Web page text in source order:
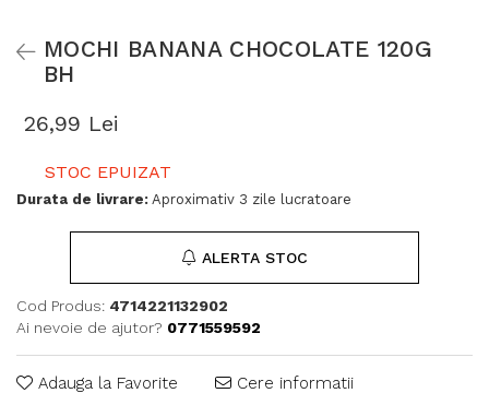
MOCHI BANANA CHOCOLATE 120G
BH
26,99 Lei
STOC EPUIZAT
Durata de livrare: Aproximativ 3 zile lucratoare
ALERTA STOC
Cod Produs: 4714221132902
Ai nevoie de ajutor? 0771559592
Adauga la Favorite Cere informatii